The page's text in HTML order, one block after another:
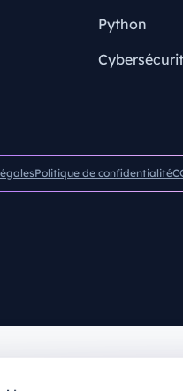
Python
Politique de confidentialité